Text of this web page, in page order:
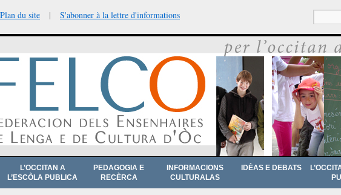
Plan du site | S'abonner à la lettre d'informations
L’OCCITAN A
L’ESCÒLA PUBLICA
PEDAGOGIA E
RECÈRCA
INFORMACIONS
CULTURALAS
IDÈAS E DEBATS